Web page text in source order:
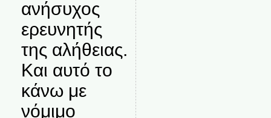
ανήσυχος
ερευνητής
της αλήθειας.
Και αυτό το
κάνω με
νόμιμο